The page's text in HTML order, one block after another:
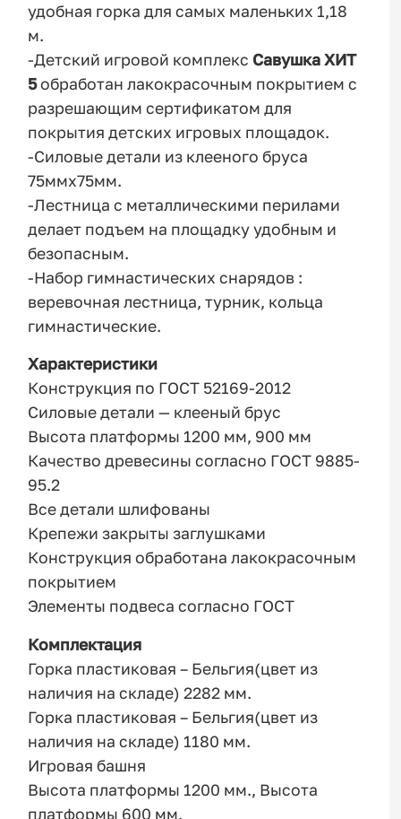
удобная горка для самых маленьких 1,18
м.
-Детский игровой комплекс Савушка ХИТ
5обработан лакокрасочным покрытием с
разрешающим сертификатом для
покрытия детских игровых площадок.
-Силовые детали из клееного бруса
75ммх75мм.
-Лестница с металлическими перилами
делает подъем на площадку удобным и
безопасным.
-Набор гимнастических снарядов :
веревочная лестница, турник, кольца
гимнастические.
Характеристики
Конструкция по ГОСТ 52169-2012
Силовые детали — клееный брус
Высота платформы 1200 мм, 900 мм
Качество древесины согласно ГОСТ 9885-
95.2
Все детали шлифованы
Крепежи закрыты заглушками
Конструкция обработана лакокрасочным
покрытием
Элементы подвеса согласно ГОСТ
Комплектация
Горка пластиковая – Бельгия(цвет из
наличия на складе) 2282 мм.
Горка пластиковая – Бельгия(цвет из
наличия на складе) 1180 мм.
Игровая башня
Высота платформы 1200 мм., Высота
платформы 600 мм.